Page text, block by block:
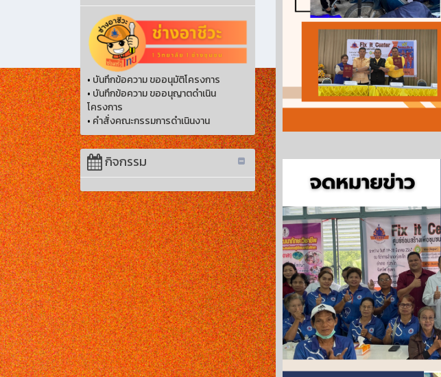
• บันทึกข้อความ ขออนุมัติโครงการ
• บันทึกข้อความ ขออนุญาตดำเนิน
โครงการ
• คำสั่งคณะกรรมการดำเนินงาน
กิจกรรม